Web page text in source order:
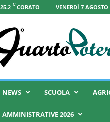
25.2 C CORATO VENERDÌ 7 AGOSTO
NEWS SCUOLA
AMMINISTRATIVE 2026